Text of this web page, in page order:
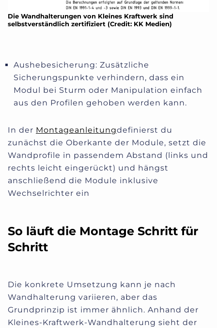
Die Wandhalterungen von Kleines Kraftwerk sind
selbstverständlich zertifiziert (Credit: KK Medien)
Aushebesicherung: Zusätzliche
Sicherungspunkte verhindern, dass ein
Modul bei Sturm oder Manipulation einfach
aus den Profilen gehoben werden kann.
In der Montageanleitungdefinierst du
zunächst die Oberkante der Module, setzt die
Wandprofile in passendem Abstand (links und
rechts leicht eingerückt) und hängst
anschließend die Module inklusive
Wechselrichter ein
So läuft die Montage Schritt für
Schritt
Die konkrete Umsetzung kann je nach
Wandhalterung variieren, aber das
Grundprinzip ist immer ähnlich. Anhand der
Kleines‑Kraftwerk‑Wandhalterung sieht der